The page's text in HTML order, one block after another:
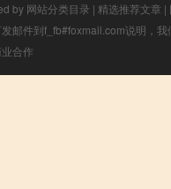
by 网站分类目录 | 精选推荐文章 |
邮件到f_fb#foxmail.com说明，
合作